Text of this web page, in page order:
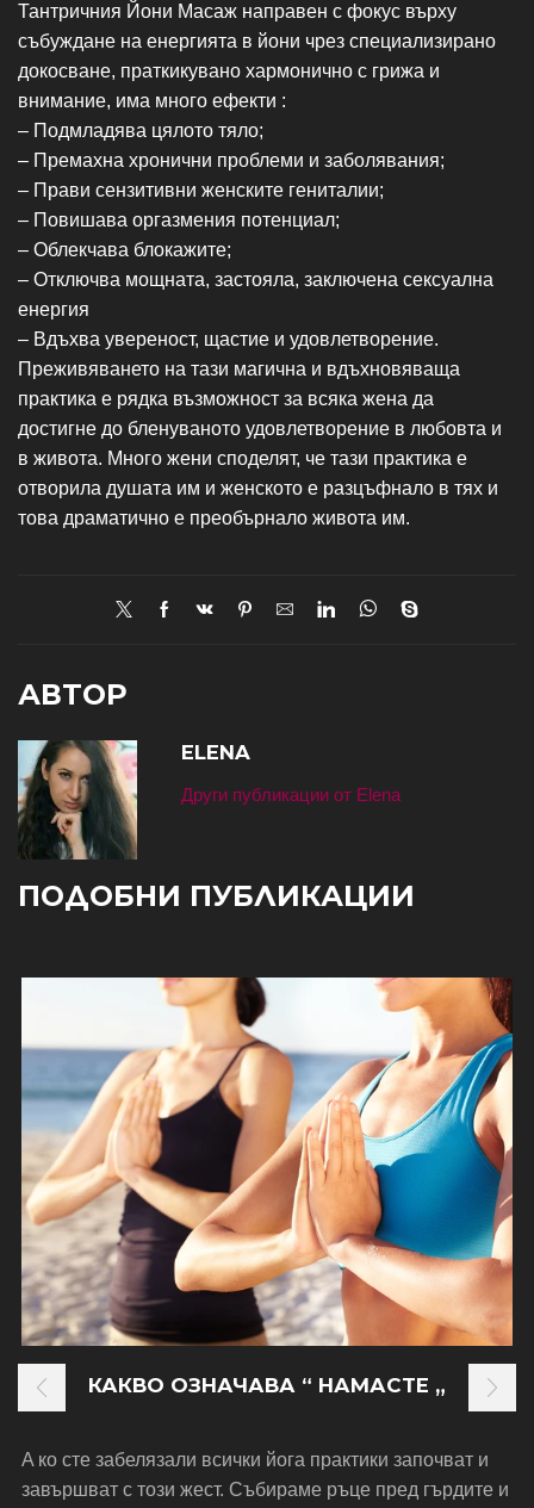
Тантричния Йони Масаж направен с фокус върху
събуждане на енергията в йони чрез специализирано
докосване, праткикувано хармонично с грижа и
внимание, има много ефекти :
– Подмладява цялото тяло;
– Премахна хронични проблеми и заболявания;
– Прави сензитивни женските гениталии;
– Повишава оргазмения потенциал;
– Облекчава блокажите;
– Отключва мощната, застояла, заключена сексуална
енергия
– Вдъхва увереност, щастие и удовлетворение.
Преживяването на тази магична и вдъхновяваща
практика е рядка възможност за всяка жена да
достигне до бленуваното удовлетворение в любовта и
в живота. Много жени споделят, че тази практика е
отворила душата им и женското е разцъфнало в тях и
това драматично е преобърнало живота им.
АВТОР
ELENA
Други публикации от Elena
ПОДОБНИ ПУБЛИКАЦИИ
КАКВО ОЗНАЧАВА “ НАМАСТЕ „
A ко сте забелязали всички йога практики започват и
завършват с този жест. Събираме ръце пред гърдите и